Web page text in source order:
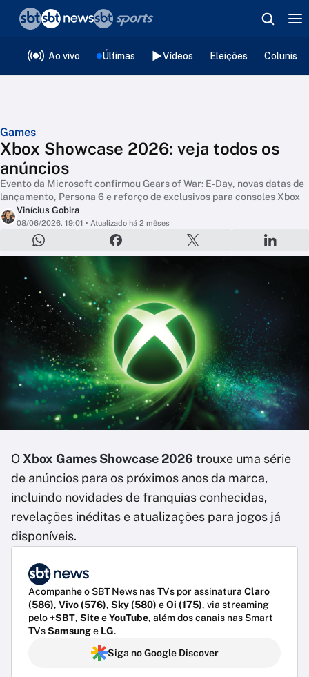
Ao vivo Últimas Vídeos Eleições
Games
Xbox Showcase 2026: veja todos os
anúncios
Evento da Microsoft confirmou Gears of War: E-Day, novas datas de
lançamento, Persona 6 e reforço de exclusivos para consoles Xbox
Vinícius Gobira
08/06/2026, 19:01 • Atualizado há 2 mêses
O Xbox Games Showcase 2026 trouxe uma série
de anúncios para os próximos anos da marca,
incluindo novidades de franquias conhecidas,
revelações inéditas e atualizações para jogos já
disponíveis.
Acompanhe o SBT News nas TVs por assinatura Claro
(586), Vivo (576), Sky (580) eOi (175), via streaming
pelo+SBT, SiteeYouTube, além dos canais nas Smart
TVsSamsunge LG.
Siga no Google Discover
❮voltar
Editorias